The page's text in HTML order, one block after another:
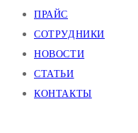
ПРАЙС
СОТРУДНИКИ
НОВОСТИ
СТАТЬИ
КОНТАКТЫ